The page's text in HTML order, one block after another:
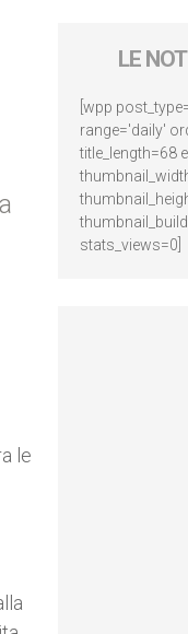
le
LE
[wpp
range='daily'
title_length=68
stats_views=0]